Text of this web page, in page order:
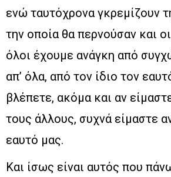
ενώ ταυτόχρονα γκρεμίζουν
την οποία θα περνούσαν και οι
όλοι έχουμε ανάγκη από
απ’ όλα, από τον ίδιο τον
βλέπετε, ακόμα και αν
τους άλλους, συχνά είμαστε
εαυτό μας.
Και ίσως είναι αυτός που